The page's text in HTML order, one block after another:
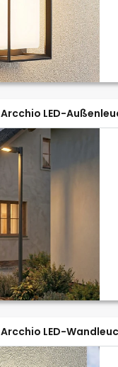
Arcchio LED-
Arcchio LED-